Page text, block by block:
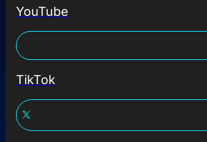
YouTube
TikTok